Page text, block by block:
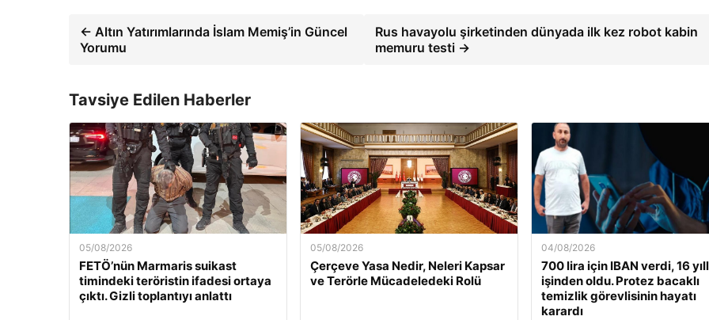
← Altın Yatırımlarında İslam Memiş’in Güncel
Yorumu
Rus havayolu şirketinden dünyada ilk kez robot kabin
memuru testi →
Tavsiye Edilen Haberler
05/08/2026
FETÖ’nün Marmaris suikast
timindeki teröristin ifadesi ortaya
çıktı. Gizli toplantıyı anlattı
05/08/2026
Çerçeve Yasa Nedir, Neleri Kapsar
ve Terörle Mücadeledeki Rolü
04/08/2026
700 lira için IBAN verdi, 16
işinden oldu. Protez bacaklı
temizlik görevlisinin hayatı
karardı